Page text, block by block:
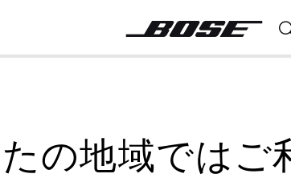
の地域ではご